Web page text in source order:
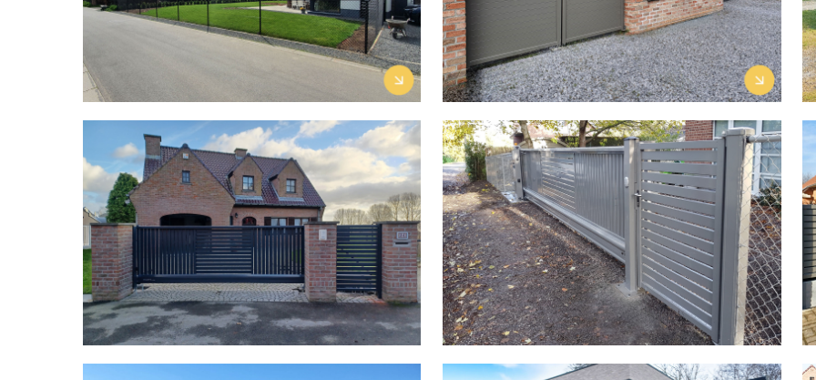
Découvrir le projet →
Découvrir le projet →
Gamme Aluette Twister
1
Découvrir la gamme →
Gamme Aluette Twister
1
Découvrir la gamme →